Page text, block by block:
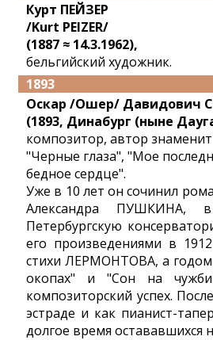
Курт ПЕЙЗЕР
/Kurt PEIZER/
(1887 ≈ 14.3.1962),
бельгийский художник.
1893
Оскар /Ошер/ Давидович
(1893, Динабург (ныне
композитор, автор
"Черные глаза", "Мое
бедное сердце".
Уже в 10 лет он сочинил
Александра
Петербургскую
его произведениями в
стихи ЛЕРМОНТОВА, а
окопах" и "Сон на
композиторский успех.
эстраде и как пианист-
долгое время